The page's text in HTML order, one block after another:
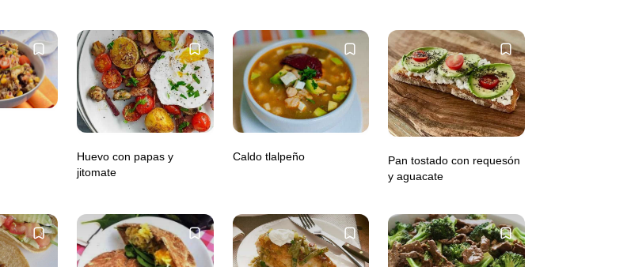
Huevo con papas y
jitomate
Caldo tlalpeño
Pan tostado con requesón
y aguacate